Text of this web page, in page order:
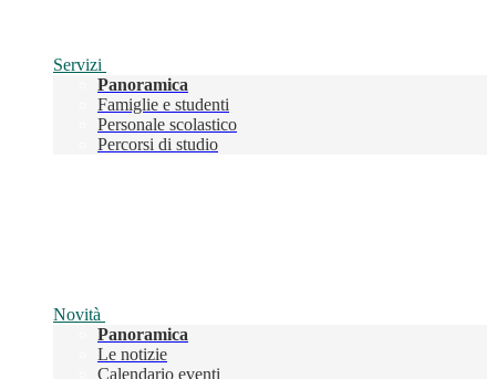
Servizi
Panoramica
Famiglie e studenti
Personale scolastico
Percorsi di studio
Novità
Panoramica
Le notizie
Calendario eventi